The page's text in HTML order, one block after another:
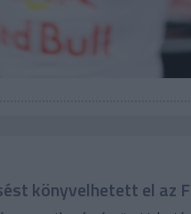
könyvelhetett el az